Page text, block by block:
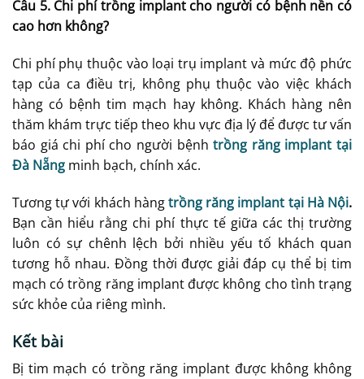
Câu 5. Chi phí trồng implant cho người có bệnh nền có
cao hơn không?
Chi phí phụ thuộc vào loại trụ implant và mức độ phức
tạp của ca điều trị, không phụ thuộc vào việc khách
hàng có bệnh tim mạch hay không. Khách hàng nên
thăm khám trực tiếp theo khu vực địa lý để được tư vấn
báo giá chi phí cho người bệnhtrồng răng implant tại
Đà Nẵng minh bạch, chính xác.
Tương tự với khách hàngtrồng răng implant tại Hà Nội.
Bạn cần hiểu rằng chi phí thực tế giữa các thị trường
luôn có sự chênh lệch bởi nhiều yếu tố khách quan
tương hỗ nhau. Đồng thời được giải đáp cụ thể bị tim
mạch có trồng răng implant được không cho tình trạng
sức khỏe của riêng mình.
Kết bài
Bị tim mạch có trồng răng implant được không không